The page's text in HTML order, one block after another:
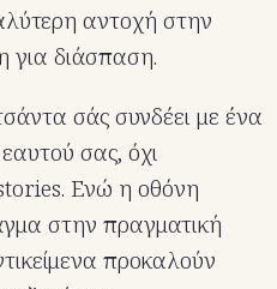
αντοχή στην
για διάσπαση.
σάς συνδέει με ένα
εαυτού σας, όχι
Ενώ η οθόνη
στην πραγματική
προκαλούν